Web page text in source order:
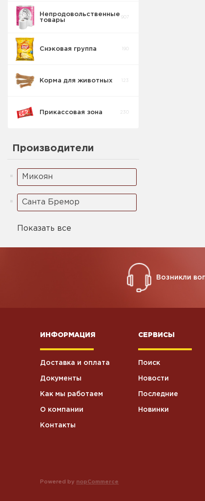
Непродовольственные
товары
907
Снэковая группа 190
Корма для животных 123
Прикассовая зона 230
Производители
Микоян
Санта Бремор
Показать все
Возникли
ИНФОРМАЦИЯ
Доставка и оплата
Документы
Как мы работаем
О компании
Контакты
СЕРВИСЫ
Поиск
Новости
Последние
Новинки
Powered by nopCommerce